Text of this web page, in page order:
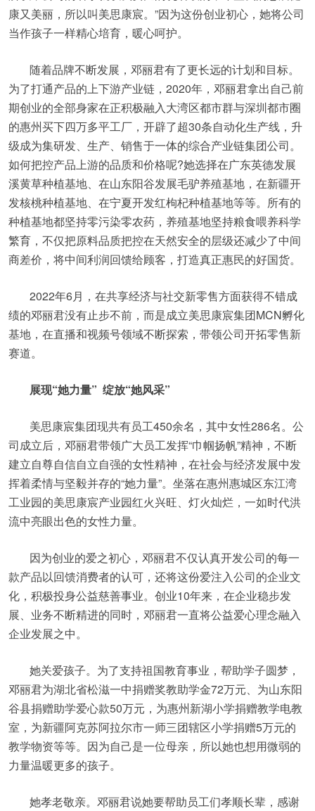
康又美丽，所以叫美思康宸。”因为这份创业初心，她将公司
当作孩子一样精心培育，暖心呵护。
随着品牌不断发展，邓丽君有了更长远的计划和目标。
为了打通产品的上下游产业链，2020年，邓丽君拿出自己前
期创业的全部身家在正积极融入大湾区都市群与深圳都市圈
的惠州买下四万多平工厂，开辟了超30条自动化生产线，升
级成为集研发、生产、销售于一体的综合产业链集团公司。
如何把控产品上游的品质和价格呢?她选择在广东英德发展
溪黄草种植基地、在山东阳谷发展毛驴养殖基地，在新疆开
发核桃种植基地、在宁夏开发红枸杞种植基地等等。所有的
种植基地都坚持零污染零农药，养殖基地坚持粮食喂养科学
繁育，不仅把原料品质把控在天然安全的层级还减少了中间
商差价，将中间利润回馈给顾客，打造真正惠民的好国货。
2022年6月，在共享经济与社交新零售方面获得不错成
绩的邓丽君没有止步不前，而是成立美思康宸集团MCN孵化
基地，在直播和视频号领域不断探索，带领公司开拓零售新
赛道。
展现“她力量” 绽放“她风采”
美思康宸集团现共有员工450余名，其中女性286名。公
司成立后，邓丽君带领广大员工发挥“巾帼扬帆”精神，不断
建立自尊自信自立自强的女性精神，在社会与经济发展中发
挥着柔情与坚毅并存的“她力量”。坐落在惠州惠城区东江湾
工业园的美思康宸产业园红火兴旺、灯火灿烂，一如时代洪
流中亮眼出色的女性力量。
因为创业的爱之初心，邓丽君不仅认真开发公司的每一
款产品以回馈消费者的认可，还将这份爱注入公司的企业文
化，积极投身公益慈善事业。创业10年来，在企业稳步发
展、业务不断精进的同时，邓丽君一直将公益爱心理念融入
企业发展之中。
她关爱孩子。为了支持祖国教育事业，帮助学子圆梦，
邓丽君为湖北省松滋一中捐赠奖教助学金72万元、为山东阳
谷县捐赠助学爱心款50万元，为惠州新湖小学捐赠教学电教
室，为新疆阿克苏阿拉尔市一师三团辖区小学捐赠5万元的
教学物资等等。因为自己是一位母亲，所以她也想用微弱的
力量温暖更多的孩子。
她孝老敬亲。邓丽君说她要帮助员工们孝顺长辈，感谢